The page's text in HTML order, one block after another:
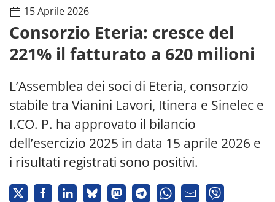
15 Aprile 2026
Consorzio Eteria: cresce del
221% il fatturato a 620 milioni
L’Assemblea dei soci di Eteria, consorzio
stabile tra Vianini Lavori, Itinera e Sinelec e
I.CO. P. ha approvato il bilancio
dell’esercizio 2025 in data 15 aprile 2026 e
i risultati registrati sono positivi.